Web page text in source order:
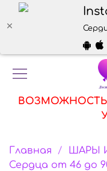
ВОЗМОЖНОСТЬ
Главная ШАРЫ
Сердца от 46 до